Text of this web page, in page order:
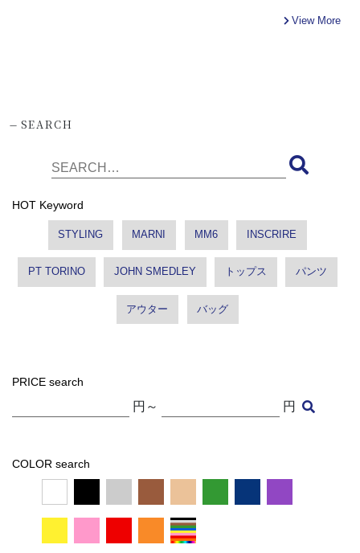
View More
-SEARCH
HOT Keyword
STYLING MARNI MM6 INSCRIRE
PT TORINO JOHN SMEDLEY トップス パンツ
アウター バッグ
PRICE search
円～ 円
COLOR search